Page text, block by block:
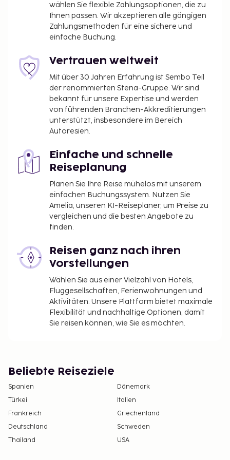
Zum Angebot gehören eine rund um die Uhr
besetzte Rezeption, ein Tresorfach an der
Rezeption und ein Aufzug. Kostenloses WLAN, ein
Kamin in der Lobby und ein Verkaufsautomat sind
verfügbar. The Hotel @ Fifth Avenue serviert seinen
Gästen köstliche Speisen im Grace Street Cafe.
Du wirst gebeten, die folgenden Gebühren direkt in
der Unterkunft zu zahlen. Gebühren beinhalten
möglicherweise geltende Steuern:
Kaution: 25.0 USD pro Tag
Nacht
Diese Liste enthält alle Gebühren, die uns von der
Unterkunft mitgeteilt wurden.
Gebühr für Parkplatz in der Nähe: 50 USD pro
Nacht (30 Meter entfernt)
Gebühr für Haustiere: 150 USD pro Haustier, pro
Assistenztiere sind von den Gebühren
ausgenommen
Verfügbarkeit)
Später Check-out gegen Gebühr möglich (je
nach Verfügbarkeit)
Für die Benutzung des Kühlschranks wird eine
alle Informationen. Gebühren und Kautionen
Ein Kind bis 10 Jahre kann im Zimmer der Eltern
oder Erziehungsberechtigten kostenlos
wählen Sie flexible Zahlungsoptionen, die zu
Ihnen passen. Wir akzeptieren alle gängigen
Zahlungsmethoden für eine sichere und
einfache Buchung.
Vertrauen weltweit
Mit über 30 Jahren Erfahrung ist Sembo Teil
der renommierten Stena-Gruppe. Wir sind
bekannt für unsere Expertise und werden
von führenden Branchen-Akkreditierungen
unterstützt, insbesondere im Bereich
Autoresien.
Einfache und schnelle
Reiseplanung
Planen Sie Ihre Reise mühelos mit unserem
einfachen Buchungssystem. Nutzen Sie
Amelia, unseren KI-Reiseplaner, um Preise zu
vergleichen und die besten Angebote zu
finden.
Reisen ganz nach ihren
Vorstellungen
Wählen Sie aus einer Vielzahl von Hotels,
Fluggesellschaften, Ferienwohnungen und
Aktivitäten. Unsere Plattform bietet maximale
Flexibilität und nachhaltige Optionen, damit
Sie reisen können, wie Sie es möchten.
Beliebte Reiseziele
Spanien
Dänemark
Türkei
Italien
Frankreich
Griechenland
Deutschland
Schweden
Thailand
USA